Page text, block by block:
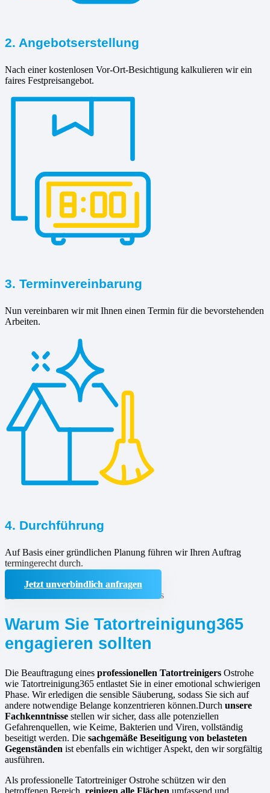
2. Angebotserstellung
Nach einer kostenlosen Vor-Ort-Besichtigung kalkulieren wir ein
faires Festpreisangebot.
3. Terminvereinbarung
Nun vereinbaren wir mit Ihnen einen Termin für die bevorstehenden
Arbeiten.
4. Durchführung
Auf Basis einer gründlichen Planung führen wir Ihren Auftrag
termingerecht durch.
Jetzt unverbindlich anfragen
Warum Sie Tatortreinigung365
engagieren sollten
Die Beauftragung eines professionellen Tatortreinigers Ostrohe
wie Tatortreinigung365 entlastet Sie in einer emotional schwierigen
Phase. Wir erledigen die sensible Säuberung, sodass Sie sich auf
andere notwendige Belange konzentrieren können.Durch unsere
Fachkenntnisse stellen wir sicher, dass alle potenziellen
Gefahrenquellen, wie Keime, Bakterien und Viren, vollständig
beseitigt werden. Die sachgemäße Beseitigung von belasteten
Gegenständen ist ebenfalls ein wichtiger Aspekt, den wir sorgfältig
ausführen.
Als professionelle Tatortreiniger Ostrohe schützen wir den
betroffenen Bereich, reinigen alle Flächen umfassend und